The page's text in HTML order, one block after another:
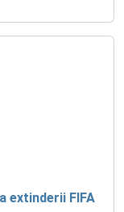
extinderii FIFA